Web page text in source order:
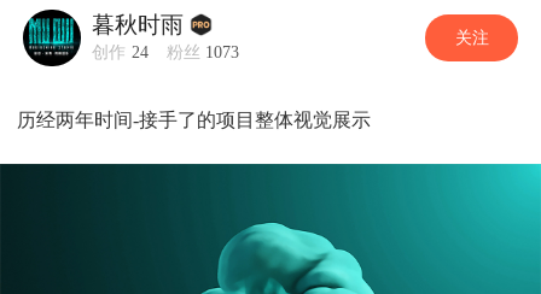
暮秋时雨
创作 24 粉丝 1073
关注
历经两年时间-接手了的项目整体视觉展示